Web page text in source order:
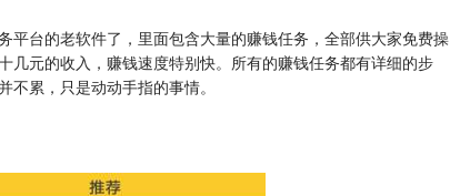
平台的老软件了，里面包含大量的赚钱任务，全部供大家免费操
几元的收入，赚钱速度特别快。所有的赚钱任务都有详细的步
不累，只是动动手指的事情。